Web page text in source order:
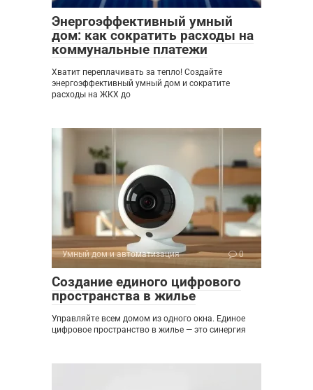
Энергоэффективный умный
дом: как сократить расходы на
коммунальные платежи
Хватит переплачивать за тепло! Создайте
энергоэффективный умный дом и сократите
расходы на ЖКХ до
Умный дом и автоматизация 0
Создание единого цифрового
пространства в жилье
Управляйте всем домом из одного окна. Единое
цифровое пространство в жилье — это синергия